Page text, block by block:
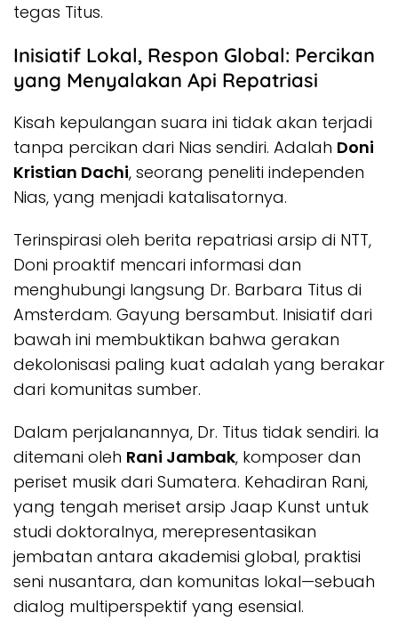
tegas Titus.
Inisiatif Lokal, Respon Global: Percikan
yang Menyalakan Api Repatriasi
Kisah kepulangan suara ini tidak akan terjadi
tanpa percikan dari Nias sendiri. Adalah Doni
Kristian Dachi, seorang peneliti independen
Nias, yang menjadi katalisatornya.
Terinspirasi oleh berita repatriasi arsip di NTT,
Doni proaktif mencari informasi dan
menghubungi langsung Dr. Barbara Titus di
Amsterdam. Gayung bersambut. Inisiatif dari
bawah ini membuktikan bahwa gerakan
dekolonisasi paling kuat adalah yang berakar
dari komunitas sumber.
Dalam perjalanannya, Dr. Titus tidak sendiri. Ia
ditemani oleh Rani Jambak, komposer dan
periset musik dari Sumatera. Kehadiran Rani,
yang tengah meriset arsip Jaap Kunst untuk
studi doktoralnya, merepresentasikan
jembatan antara akademisi global, praktisi
seni nusantara, dan komunitas lokal—sebuah
dialog multiperspektif yang esensial.